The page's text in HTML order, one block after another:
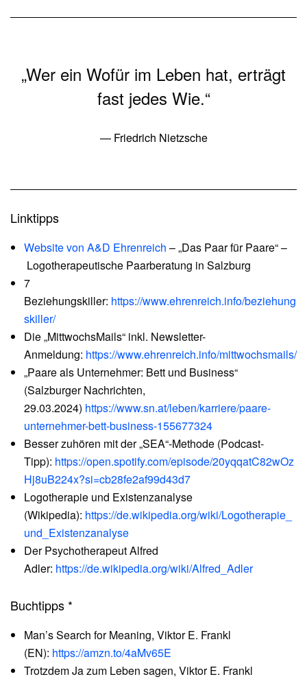
„Wer ein Wofür im Leben hat, erträgt
fast jedes Wie.“
— Friedrich Nietzsche
Linktipps
Website von A&D Ehrenreich – „Das Paar für Paare“ –
Logotherapeutische Paarberatung in Salzburg
7
Beziehungskiller: https://www.ehrenreich.info/beziehung
skiller/
Die „MittwochsMails“ inkl. Newsletter-
Anmeldung: https://www.ehrenreich.info/mittwochsmails/
„Paare als Unternehmer: Bett und Business“
(Salzburger Nachrichten,
29.03.2024) https://www.sn.at/leben/karriere/paare-
unternehmer-bett-business-155677324
Besser zuhören mit der „SEA“-Methode (Podcast-
Tipp): https://open.spotify.com/episode/20yqqatC82wOz
Hj8uB224x?si=cb28fe2af99d43d7
Logotherapie und Existenzanalyse
(Wikipedia): https://de.wikipedia.org/wiki/Logotherapie_
und_Existenzanalyse
Der Psychotherapeut Alfred
Adler: https://de.wikipedia.org/wiki/Alfred_Adler
Buchtipps *
Man’s Search for Meaning, Viktor E. Frankl
(EN): https://amzn.to/4aMv65E
Trotzdem Ja zum Leben sagen, Viktor E. Frankl